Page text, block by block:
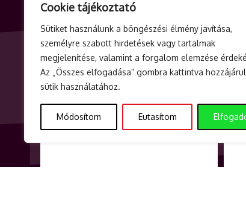
Cookie tájékoztató
Sütiket használunk a böngészési élmény javítása,
személyre szabott hirdetések vagy tartalmak
megjelenítése, valamint a forgalom elemzése
Az „Összes elfogadása” gombra kattintva
sütik használatához.
Módosítom Eutasítom
ELADÓ ADATAI
Seethaler Consulting Kft.
2335 Taksony, Mansfeld Péter u. 9. 2.
9